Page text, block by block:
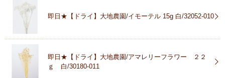
即日★【ドライ】大地農園/イモーテル 15g 白/32052-010
即日★【ドライ】大地農園/アマレリーフラワー ２２
ｇ 白/30180-011